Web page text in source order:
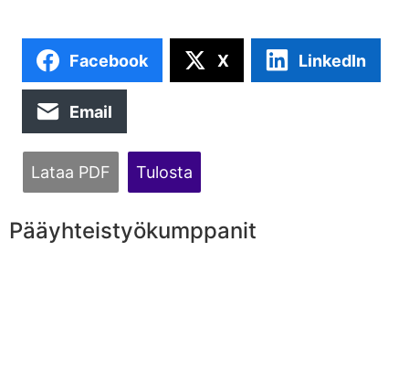
Facebook X LinkedIn
Email
Lataa PDF Tulosta
Pääyhteistyökumppanit